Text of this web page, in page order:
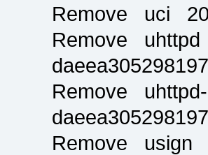
Remove uci
Remove
Remove
Remove usign